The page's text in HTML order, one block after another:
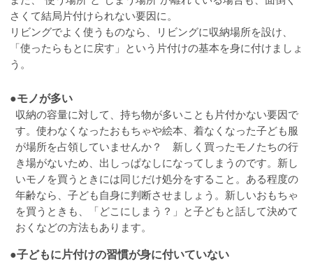
さくて結局片付けられない要因に。
リビングでよく使うものなら、リビングに収納場所を設け、
「使ったらもとに戻す」という片付けの基本を身に付けましょ
う。
●モノが多い
収納の容量に対して、持ち物が多いことも片付かない要因で
す。使わなくなったおもちゃや絵本、着なくなった子ども服
が場所を占領していませんか？ 新しく買ったモノたちの行
き場がないため、出しっぱなしになってしまうのです。新し
いモノを買うときには同じだけ処分をすること。ある程度の
年齢なら、子ども自身に判断させましょう。新しいおもちゃ
を買うときも、「どこにしまう？」と子どもと話して決めて
おくなどの方法もあります。
●子どもに片付けの習慣が身に付いていない